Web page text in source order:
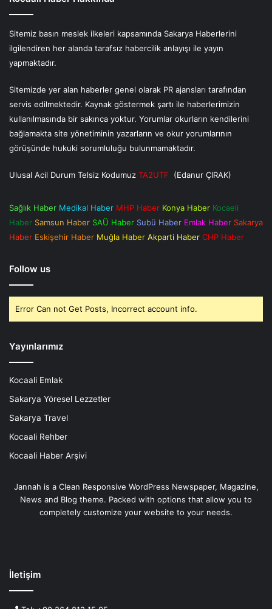
Sitemiz basın meslek ilkeleri kapsamında Sakarya Haberlerini
ilgilendiren her alanda tarafsız habercilik anlayışı ile yayın
yapmaktadır.
Sitemizde yer alan haberler genel olarak PR ajansları tarafından
servis edilmektedir. Kaynak göstermek şartı ile haberlerimizin
kullanılmasında bir sakınca yoktur. Yorumlar okurların kendilerini
bağlamakta site yönetiminin yazarların ve okur yorumlarının
görüşünde hukuki sorumluluğu bulunmamaktadır.
Ulusal Acil Durum Telsiz Kodumuz TA2UTF (Edanur ÇIRAK)
Sağlık Haber Medikal Haber MHP Haber Konya Haber Kocaeli
Haber Samsun Haber SAÜ Haber Subü Haber Emlak Haber Sakarya
Haber Eskişehir Haber Muğla Haber Akparti Haber CHP Haber
Follow us
Error Can not Get Posts, Incorrect account info.
Yayınlarımız
Kocaali Emlak
Sakarya Yöresel Lezzetler
Sakarya Travel
Kocaali Rehber
Kocaali Haber Arşivi
Jannah is a Clean Responsive WordPress Newspaper, Magazine,
News and Blog theme. Packed with options that allow you to
completely customize your website to your needs.
İletişim